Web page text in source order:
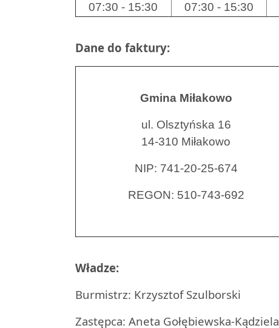
07:30 - 15:30
07:30 - 15:30
Dane do faktury:
Gmina Miłakowo
u l. Olsztyńska 16
14-310 Miłakowo
NIP: 741-20-25-674
REGON: 510-743-692
Władze:
Burmistrz: Krzysztof Szulborski
Zastępca: Aneta Gołębiewska-Kądziela